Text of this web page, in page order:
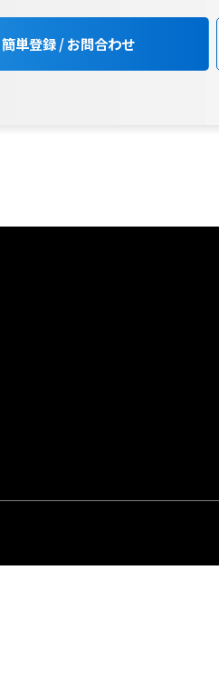
簡単登録 / お問合わせ